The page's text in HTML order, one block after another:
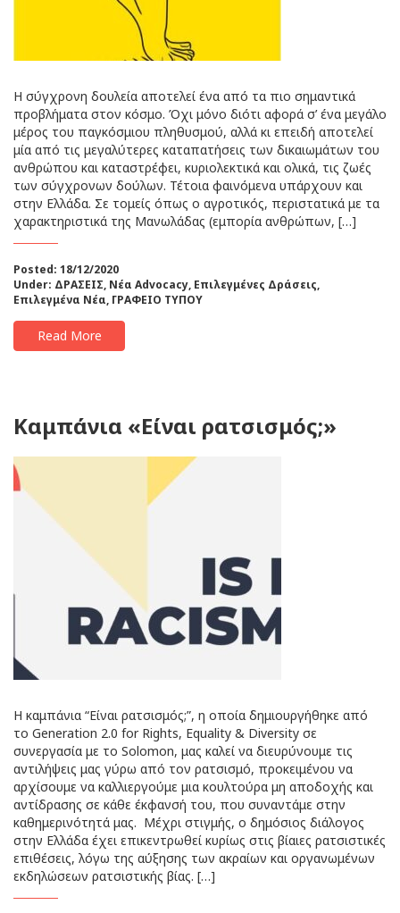
Η σύγχρονη δουλεία αποτελεί ένα από τα πιο σημαντικά
προβλήματα στον κόσμο. Όχι μόνο διότι αφορά σ’ ένα μεγάλο
μέρος του παγκόσμιου πληθυσμού, αλλά κι επειδή αποτελεί
μία από τις μεγαλύτερες καταπατήσεις των δικαιωμάτων του
ανθρώπου και καταστρέφει, κυριολεκτικά και ολικά, τις ζωές
των σύγχρονων δούλων. Τέτοια φαινόμενα υπάρχουν και
στην Ελλάδα. Σε τομείς όπως ο αγροτικός, περιστατικά με τα
χαρακτηριστικά της Μανωλάδας (εμπορία ανθρώπων, […]
Posted: 18/12/2020
Under: ΔΡΑΣΕΙΣ, Νέα Advocacy, Επιλεγμένες Δράσεις,
Επιλεγμένα Νέα, ΓΡΑΦΕΙΟ ΤΥΠΟΥ
Read More
Καμπάνια «Είναι ρατσισμός;»
Η καμπάνια “Είναι ρατσισμός;”, η οποία δημιουργήθηκε από
το Generation 2.0 for Rights, Equality & Diversity σε
συνεργασία με το Solomon, μας καλεί να διευρύνουμε τις
αντιλήψεις μας γύρω από τον ρατσισμό, προκειμένου να
αρχίσουμε να καλλιεργούμε μια κουλτούρα μη αποδοχής και
αντίδρασης σε κάθε έκφανσή του, που συναντάμε στην
καθημερινότητά μας. Μέχρι στιγμής, ο δημόσιος διάλογος
στην Ελλάδα έχει επικεντρωθεί κυρίως στις βίαιες ρατσιστικές
επιθέσεις, λόγω της αύξησης των ακραίων και οργανωμένων
εκδηλώσεων ρατσιστικής βίας. […]